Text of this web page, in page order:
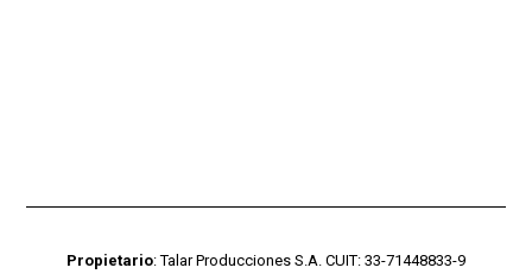
Propietario: Talar Producciones S.A. CUIT: 33-71448833-9